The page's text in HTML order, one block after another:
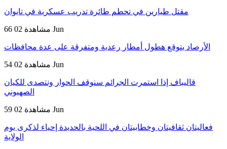
مقتل طيارين في تحطم طائرة تدريب عسكرية في تايوان
66 مشاهدة 02 Jun
الأرصاد يتوقع هطول أمطار رعدية ومتفرقة على عدة محافظات
54 مشاهدة 02 Jun
قاليباف إذا استمرت الجرائم سنوقف الحوار ونتصدى للكيان
الصهيوني
59 مشاهدة 02 Jun
فعاليتان ثقافيتان وخطابيتان في اللحية بالحديدة إحياء لذكرى يوم
الولاية